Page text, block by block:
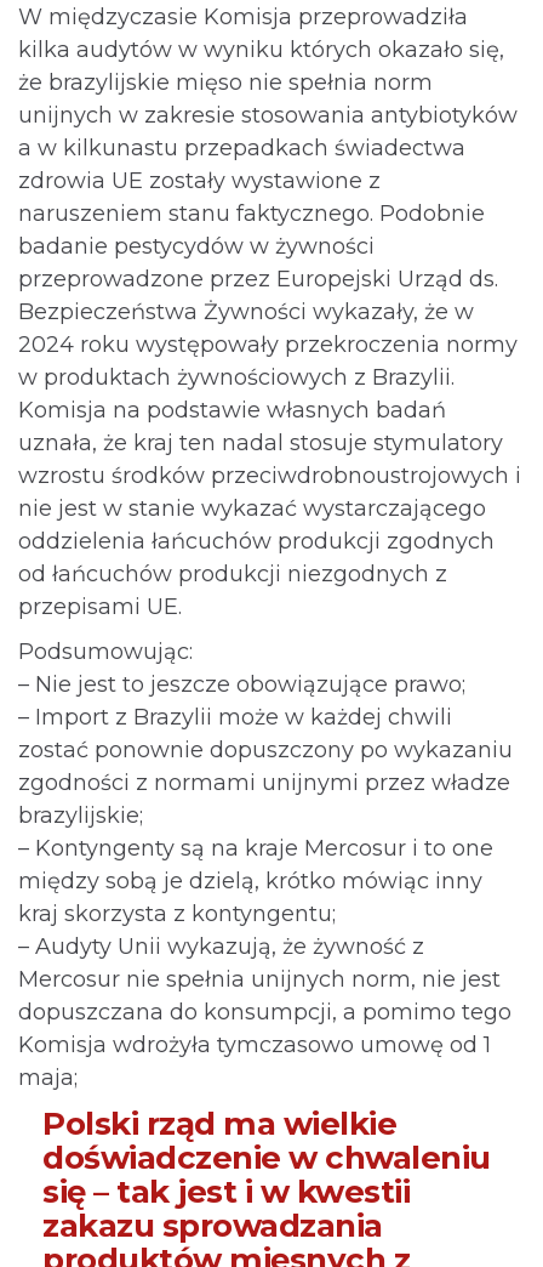
W międzyczasie Komisja przeprowadziła
kilka audytów w wyniku których okazało się,
że brazylijskie mięso nie spełnia norm
unijnych w zakresie stosowania antybiotyków
a w kilkunastu przepadkach świadectwa
zdrowia UE zostały wystawione z
naruszeniem stanu faktycznego. Podobnie
badanie pestycydów w żywności
przeprowadzone przez Europejski Urząd ds.
Bezpieczeństwa Żywności wykazały, że w
2024 roku występowały przekroczenia normy
w produktach żywnościowych z Brazylii.
Komisja na podstawie własnych badań
uznała, że kraj ten nadal stosuje stymulatory
wzrostu środków przeciwdrobnoustrojowych i
nie jest w stanie wykazać wystarczającego
oddzielenia łańcuchów produkcji zgodnych
od łańcuchów produkcji niezgodnych z
przepisami UE.
Podsumowując:
– Nie jest to jeszcze obowiązujące prawo;
– Import z Brazylii może w każdej chwili
zostać ponownie dopuszczony po wykazaniu
zgodności z normami unijnymi przez władze
brazylijskie;
– Kontyngenty są na kraje Mercosur i to one
między sobą je dzielą, krótko mówiąc inny
kraj skorzysta z kontyngentu;
– Audyty Unii wykazują, że żywność z
Mercosur nie spełnia unijnych norm, nie jest
dopuszczana do konsumpcji, a pomimo tego
Komisja wdrożyła tymczasowo umowę od 1
maja;
Polski rząd ma wielkie
doświadczenie w chwaleniu
się – tak jest i w kwestii
zakazu sprowadzania